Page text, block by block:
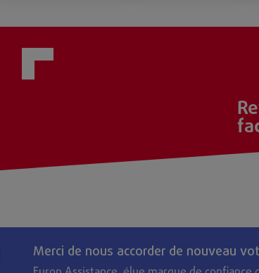
Merci de nous accorder de nouveau